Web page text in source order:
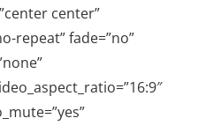
center”
repeat” fade=”no”